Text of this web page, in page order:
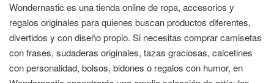
Wondernastic es una tienda online de ropa, accesorios y
regalos originales para quienes buscan productos diferentes,
divertidos y con diseño propio. Si necesitas comprar camisetas
con frases, sudaderas originales, tazas graciosas, calcetines
con personalidad, bolsos, bidones o regalos con humor, en